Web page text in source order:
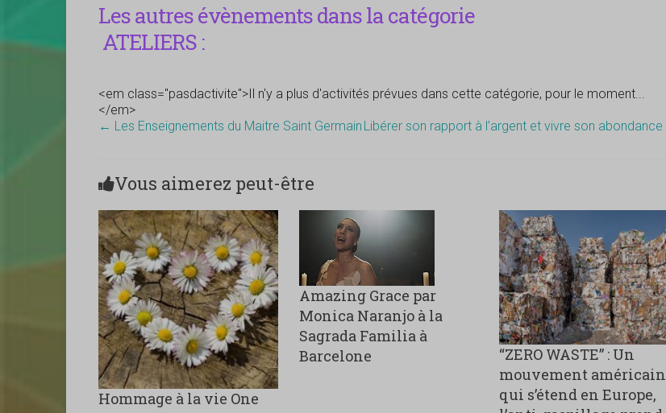
Les autres évènements dans la catégorie
ATELIERS :
<em class="pasdactivite">Il n'y a plus d'activités prévues dans cette catégorie, pour le moment...
</em>
← Les Enseignements du Maitre Saint Germain Libérer son rapport à l’argent et vivre son abondance
Vous aimerez peut-être
Hommage à la vie One
Amazing Grace par
Monica Naranjo à la
Sagrada Familia à
Barcelone
“ZERO WASTE” : Un
mouvement américain
qui s’étend en Europe,